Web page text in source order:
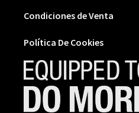
Condiciones de Venta
Política De Cookies